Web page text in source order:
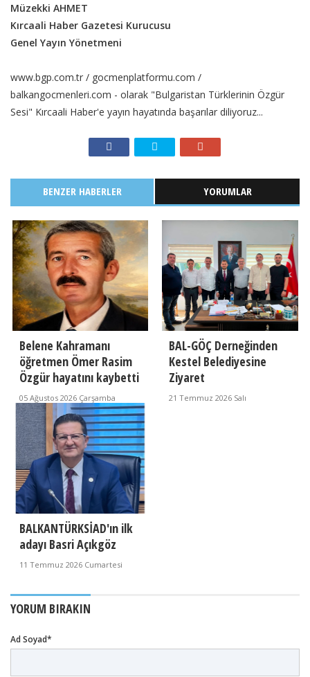
Müzekki AHMET
Kırcaali Haber Gazetesi Kurucusu
Genel Yayın Yönetmeni
www.bgp.com.tr / gocmenplatformu.com /
balkangocmenleri.com - olarak "Bulgaristan Türklerinin Özgür
Sesi" Kırcaali Haber'e yayın hayatında başarılar diliyoruz...
BENZER HABERLER YORUMLAR
Belene Kahramanı
öğretmen Ömer Rasim
Özgür hayatını kaybetti
05 Ağustos 2026 Çarşamba
BAL-GÖÇ Derneğinden
Kestel Belediyesine
Ziyaret
21 Temmuz 2026 Salı
BALKANTÜRKSİAD'ın ilk
adayı Basri Açıkgöz
11 Temmuz 2026 Cumartesi
YORUM BIRAKIN
Ad Soyad*